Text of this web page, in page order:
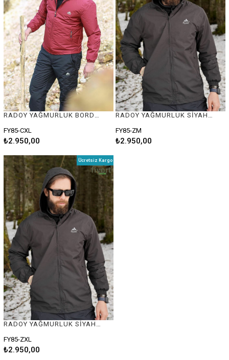
RADOY YAĞMURLUK BORDO #XL
FY85-CXL
₺2.950,00
RADOY YAĞMURLUK SİYAH #M
FY85-ZM
₺2.950,00
FY85-ZXL
₺2.950,00
Ücretsiz Kargo